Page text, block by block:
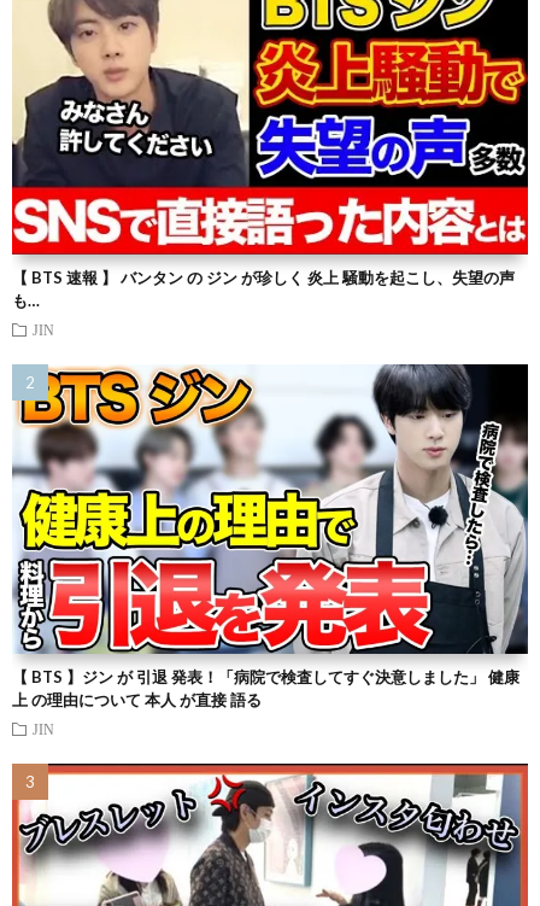
【 BTS 速報 】 バンタン の ジン が珍しく 炎上 騒動を起こし、失望の声
も…
JIN
【 BTS 】ジン が 引退 発表！「病院で検査してすぐ決意しました」 健康
上 の理由について 本人 が直接 語る
JIN